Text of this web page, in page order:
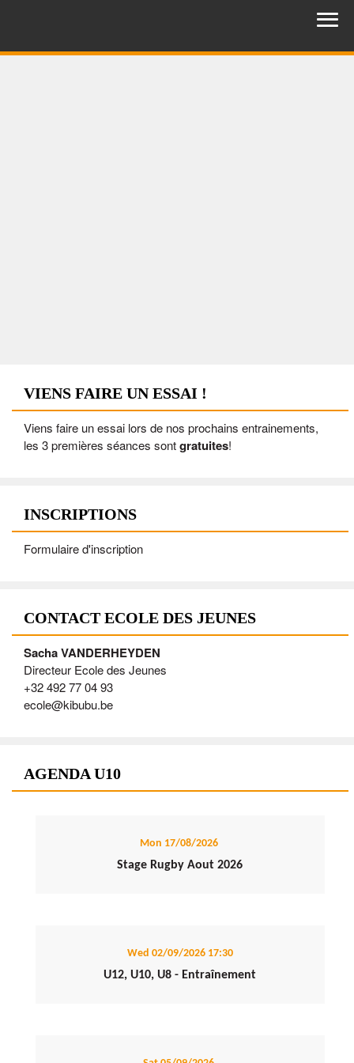
VIENS FAIRE UN ESSAI !
Viens faire un essai lors de nos prochains entrainements,
les 3 premières séances sontgratuites!
INSCRIPTIONS
Formulaire d'inscription
CONTACT ECOLE DES JEUNES
Sacha VANDERHEYDEN
Directeur Ecole des Jeunes
+32 492 77 04 93
ecole@kibubu.be
AGENDA U10
Mon 17/08/2026
Stage Rugby Aout 2026
Wed 02/09/2026 17:30
U12, U10, U8 - Entraînement